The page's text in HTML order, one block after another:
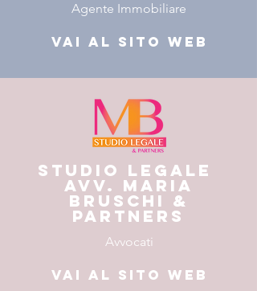
Agente Immobiliare
Vai al sito web
Studio legale
avv. maria
bruschi &
partners
Avvocati
Vai al sito web